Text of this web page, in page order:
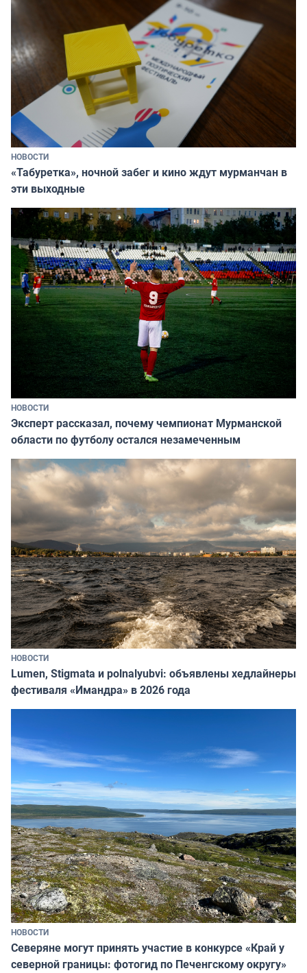
НОВОСТИ
«Табуретка», ночной забег и кино ждут мурманчан в
эти выходные
НОВОСТИ
Эксперт рассказал, почему чемпионат Мурманской
области по футболу остался незамеченным
НОВОСТИ
Lumen, Stigmata и polnalyubvi: объявлены хедлайнеры
фестиваля «Имандра» в 2026 года
НОВОСТИ
Северяне могут принять участие в конкурсе «Край у
северной границы: фотогид по Печенгскому округу»